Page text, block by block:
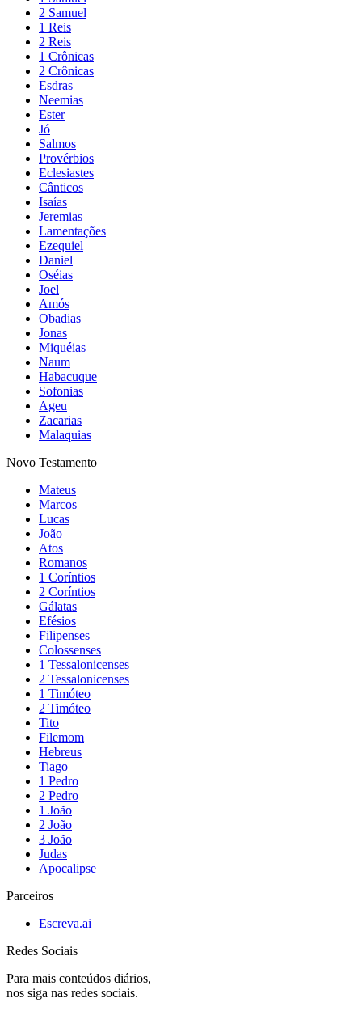
2 Samuel
1 Reis
2 Reis
1 Crônicas
2 Crônicas
Esdras
Neemias
Ester
Jó
Salmos
Provérbios
Eclesiastes
Cânticos
Isaías
Jeremias
Lamentações
Ezequiel
Daniel
Oséias
Joel
Amós
Obadias
Jonas
Miquéias
Naum
Habacuque
Sofonias
Ageu
Zacarias
Malaquias
Novo Testamento
Mateus
Marcos
Lucas
João
Atos
Romanos
1 Coríntios
2 Coríntios
Gálatas
Efésios
Filipenses
Colossenses
1 Tessalonicenses
2 Tessalonicenses
1 Timóteo
2 Timóteo
Tito
Filemom
Hebreus
Tiago
1 Pedro
2 Pedro
1 João
2 João
3 João
Judas
Apocalipse
Parceiros
Escreva.ai
Redes Sociais
Para mais conteúdos diários,
nos siga nas redes sociais.